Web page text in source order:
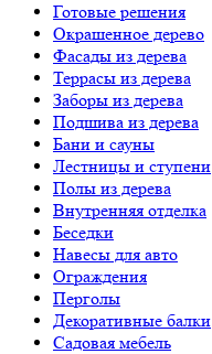
Готовые решения
Окрашенное дерево
Фасады из дерева
Террасы из дерева
Заборы из дерева
Подшива из дерева
Бани и сауны
Лестницы и ступени
Полы из дерева
Внутренняя отделка
Беседки
Навесы для авто
Ограждения
Перголы
Декоративные балки
Садовая мебель